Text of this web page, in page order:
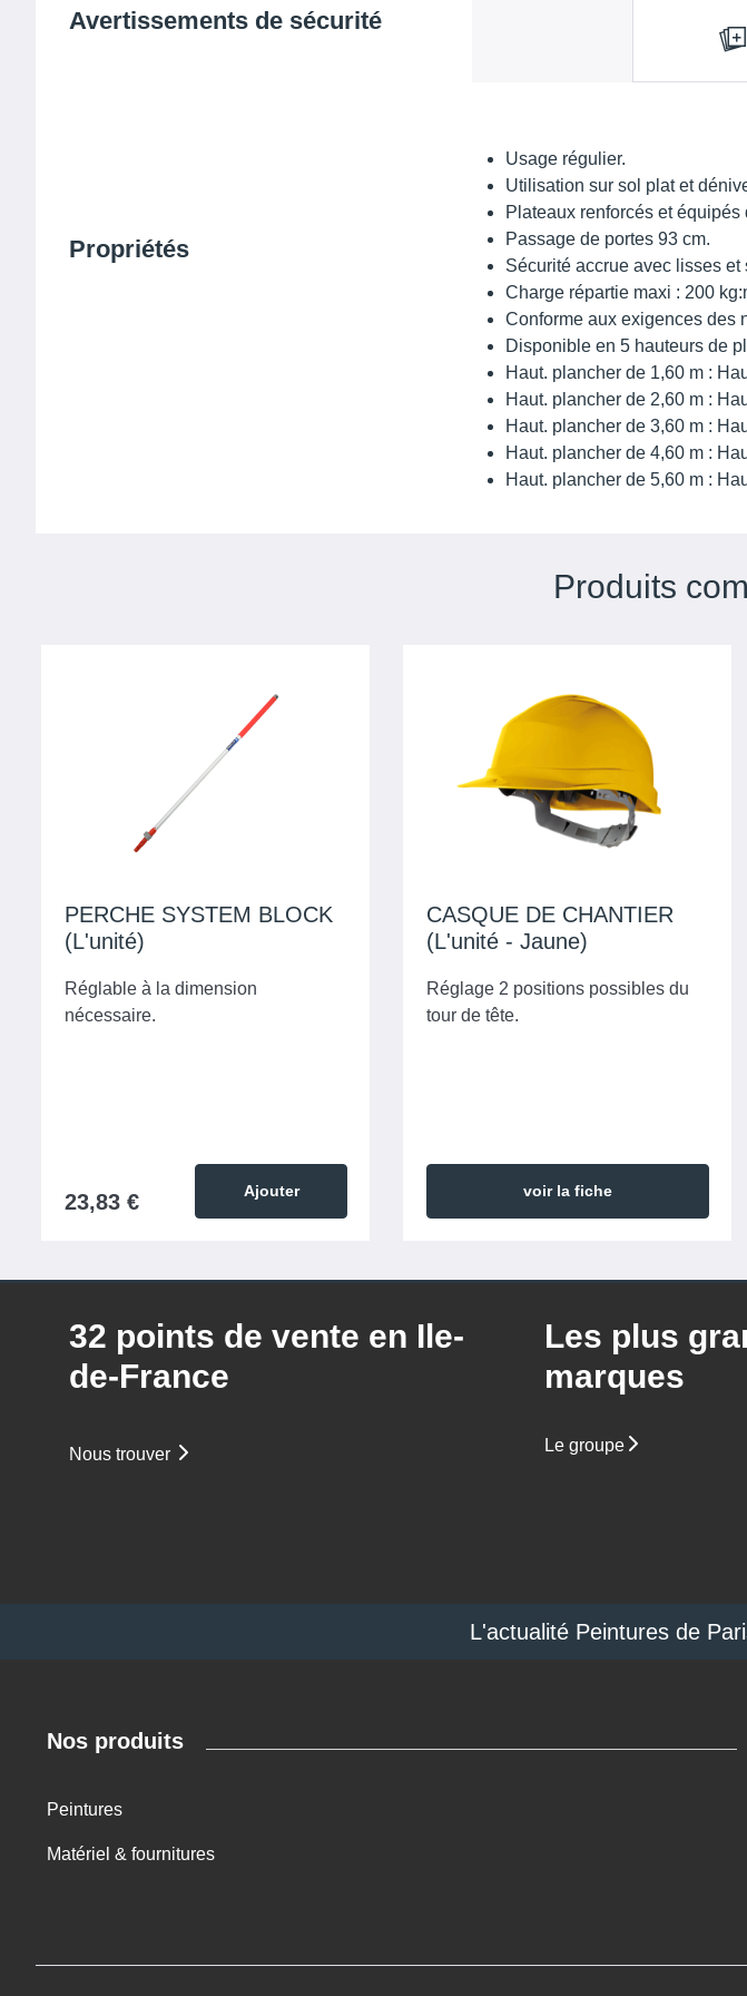
Avertissements de sécurité
Propriétés
Usage régulier.
Utilisation sur sol plat et
Plateaux renforcés et
Passage de portes 93 cm.
Sécurité accrue avec lisses et
Charge répartie maxi : 200
Conforme aux exigences des
Disponible en 5 hauteurs de
Haut. plancher de 1,60 m :
Haut. plancher de 2,60 m :
Haut. plancher de 3,60 m :
Haut. plancher de 4,60 m :
Haut. plancher de 5,60 m :
Produits
PERCHE SYSTEM BLOCK
(L'unité)
Réglable à la dimension
nécessaire.
23,83 € Ajouter
CASQUE DE CHANTIER
(L'unité - Jaune)
Réglage 2 positions possibles du
tour de tête.
voir la fiche
32 points de vente en Ile-
de-France
Nous trouver
Les plus
marques
Le groupe
L'actualité Peintures de
Nos produits
Peintures
Matériel & fournitures